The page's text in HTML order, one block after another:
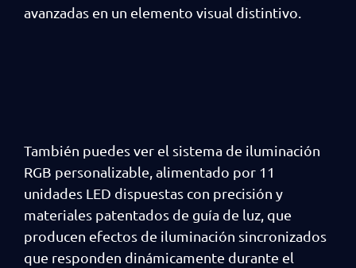
avanzadas en un elemento visual distintivo.
También puedes ver el sistema de iluminación
RGB personalizable, alimentado por 11
unidades LED dispuestas con precisión y
materiales patentados de guía de luz, que
producen efectos de iluminación sincronizados
que responden dinámicamente durante el